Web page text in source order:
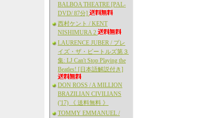
BALBOA THEATRE [PAL-
DVD/ 87分]
西村ケント / KENT
NISHIMURA 2
LAURENCE JUBER / プレ
イズ・ザ・ビートルズ第３
集: LJ Can't Stop Playing the
Beatles! [日本語解説付き]
DON ROSS / A MILLION
BRAZILIAN CIVILIANS
('17) 《 送料無料 》
TOMMY EMMANUEL /